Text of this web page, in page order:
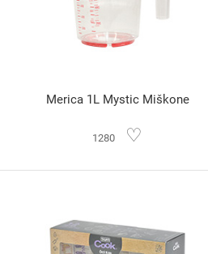
Merica 1L Mystic Miškone
1280 ♡